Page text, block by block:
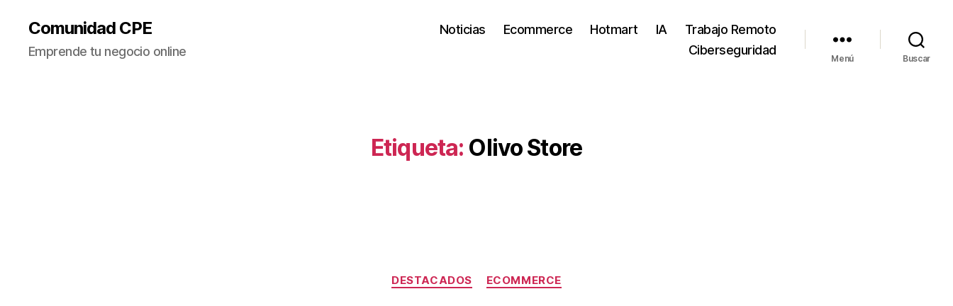
Comunidad CPE
Emprende tu negocio online
Noticias Ecommerce Hotmart IA
Trabajo Remoto
Ciberseguridad
Menú Buscar
Etiqueta: Olivo Store
DESTACADOS ECOMMERCE